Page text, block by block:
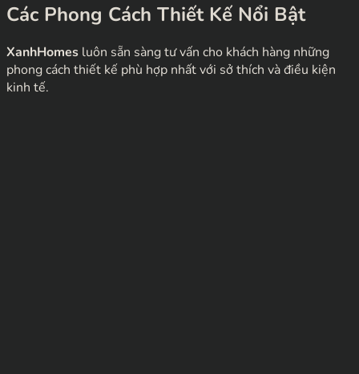
Các Phong Cách Thiết Kế Nổi Bật
XanhHomes luôn sẵn sàng tư vấn cho khách hàng những
phong cách thiết kế phù hợp nhất với sở thích và điều kiện
kinh tế.